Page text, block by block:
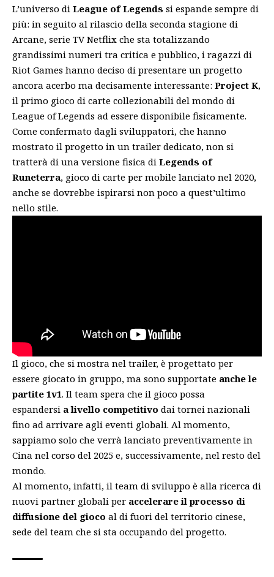
L’universo di League of Legends si espande sempre di
più: in seguito al rilascio della seconda stagione di
Arcane, serie TV Netflix che sta totalizzando
grandissimi numeri tra critica e pubblico, i ragazzi di
Riot Games hanno deciso di presentare un progetto
ancora acerbo ma decisamente interessante: Project K,
il primo gioco di carte collezionabili del mondo di
League of Legends ad essere disponibile fisicamente.
Come confermato dagli sviluppatori, che hanno
mostrato il progetto in un trailer dedicato, non si
tratterà di una versione fisica di Legends of
Runeterra, gioco di carte per mobile lanciato nel 2020,
anche se dovrebbe ispirarsi non poco a quest’ultimo
nello stile.
Il gioco, che si mostra nel trailer, è progettato per
essere giocato in gruppo, ma sono supportate anche le
partite 1v1. Il team spera che il gioco possa
espandersi a livello competitivo dai tornei nazionali
fino ad arrivare agli eventi globali. Al momento,
sappiamo solo che verrà lanciato preventivamente in
Cina nel corso del 2025 e, successivamente, nel resto del
mondo.
Al momento, infatti, il team di sviluppo è alla ricerca di
nuovi partner globali per accelerare il processo di
diffusione del gioco al di fuori del territorio cinese,
sede del team che si sta occupando del progetto.